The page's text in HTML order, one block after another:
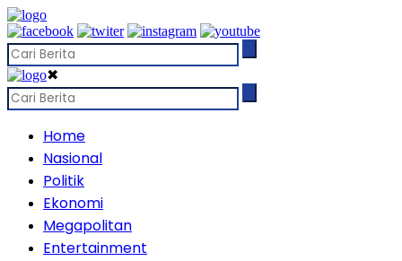
✖
Home
Nasional
Politik
Ekonomi
Megapolitan
Entertainment